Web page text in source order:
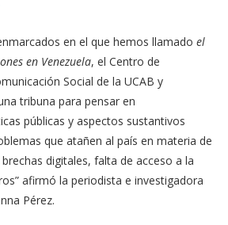
en el que hemos llamado el
en Venezuela, el Centro de
Social de la UCAB y
tribuna para pensar en
públicas y aspectos sustantivos
que atañen al país en materia de
digitales, falta de acceso a la
afirmó la periodista e investigadora
Pérez.